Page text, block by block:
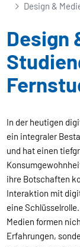
Design &
Design
In der heutigen
ein integraler
und hat einen
ihre Botschaften
Interaktion mit
eine
Medien formen
Erfahrungen,